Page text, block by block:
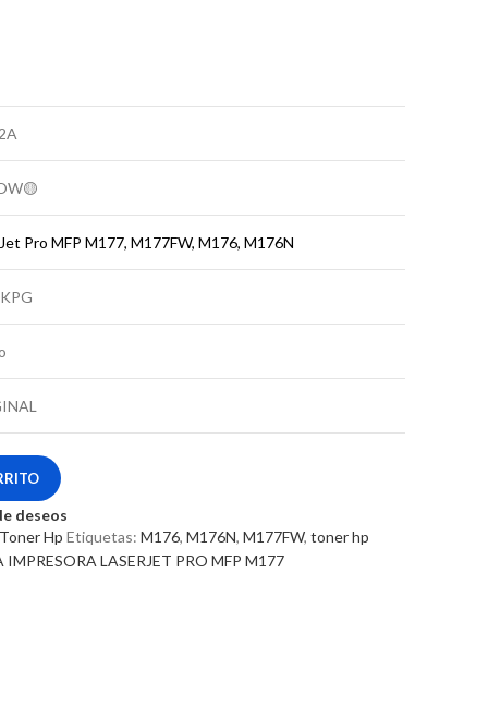
Pro MFP M177, M177FW, M176, M176N
deseos
Toner Hp Etiquetas: M176, M176N, M177FW, toner hp
LASERJET PRO MFP M177